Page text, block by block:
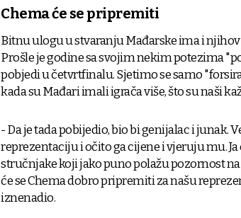
Chema će se pripremiti
Bitnu ulogu u stvaranju Mađarske ima i
Prošle je godine sa svojim nekim potezima
pobjedi u četvrtfinalu. Sjetimo se samo
kada su Mađari imali igrača više, što su naši
- Da je tada pobijedio, bio bi genijalac i junak.
reprezentaciju i očito ga cijene i vjeruju mu.
stručnjake koji jako puno polažu pozornost
će se Chema dobro pripremiti za našu
iznenadio.